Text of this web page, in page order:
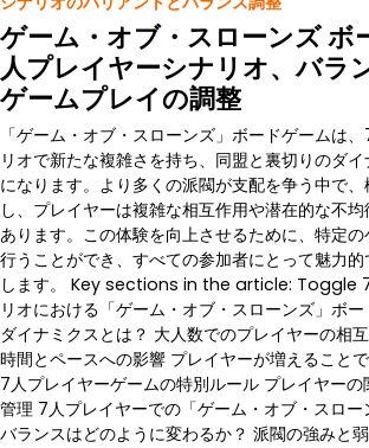
ゲーム・オブ・スローンズ ボ
人プレイヤーシナリオ、バラ
ゲームプレイの調整
「ゲーム・オブ・スローンズ」ボードゲームは
リオで新たな複雑さを持ち、同盟と裏切りのダ
になります。より多くの派閥が支配を争う中で
し、プレイヤーは複雑な相互作用や潜在的な不
あります。この体験を向上させるために、特定
行うことができ、すべての参加者にとって魅力
します。 Key sections in the article: Toggle 7
リオにおける「ゲーム・オブ・スローンズ」ボ
ダイナミクスとは？ 大人数でのプレイヤーの相
時間とペースへの影響 プレイヤーが増えること
7人プレイヤーゲームの特別ルール プレイヤー
管理 7人プレイヤーでの「ゲーム・オブ・スロ
バランスはどのように変わるか？ 派閥の強みと